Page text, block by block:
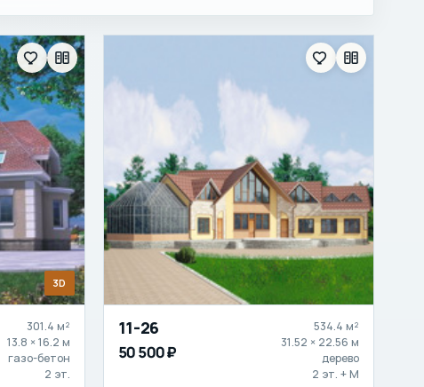
3D
301.4 м²
13.8 × 16.2 м
газо-бетон
2 эт.
11-26
50 500 ₽
534.4 м²
31.52 × 22.56 м
дерево
2 эт. + М